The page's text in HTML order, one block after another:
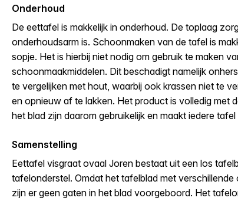
Onderhoud
De eettafel is makkelijk in onderhoud. De toplaag
onderhoudsarm is. Schoonmaken van de tafel is
sopje. Het is hierbij niet nodig om gebruik te maken
schoonmaakmiddelen. Dit beschadigt namelijk
te vergelijken met hout, waarbij ook krassen niet te
en opnieuw af te lakken. Het product is volledig met
het blad zijn daarom gebruikelijk en maakt iedere tafel
Samenstelling
Eettafel visgraat ovaal Joren bestaat uit een los
tafelonderstel. Omdat het tafelblad met
zijn er geen gaten in het blad voorgeboord. Het